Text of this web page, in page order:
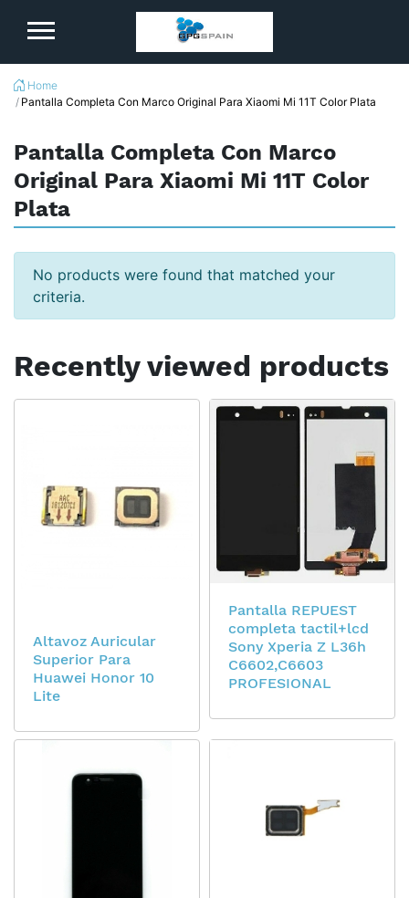
Home
Pantalla Completa Con Marco Original Para Xiaomi Mi 11T Color Plata
Pantalla Completa Con Marco
Original Para Xiaomi Mi 11T Color
Plata
No products were found that matched your
criteria.
Recently viewed products
Altavoz Auricular
Superior Para
Huawei Honor 10
Lite
Pantalla REPUEST
completa tactil+lcd
Sony Xperia Z L36h
C6602,C6603
PROFESIONAL